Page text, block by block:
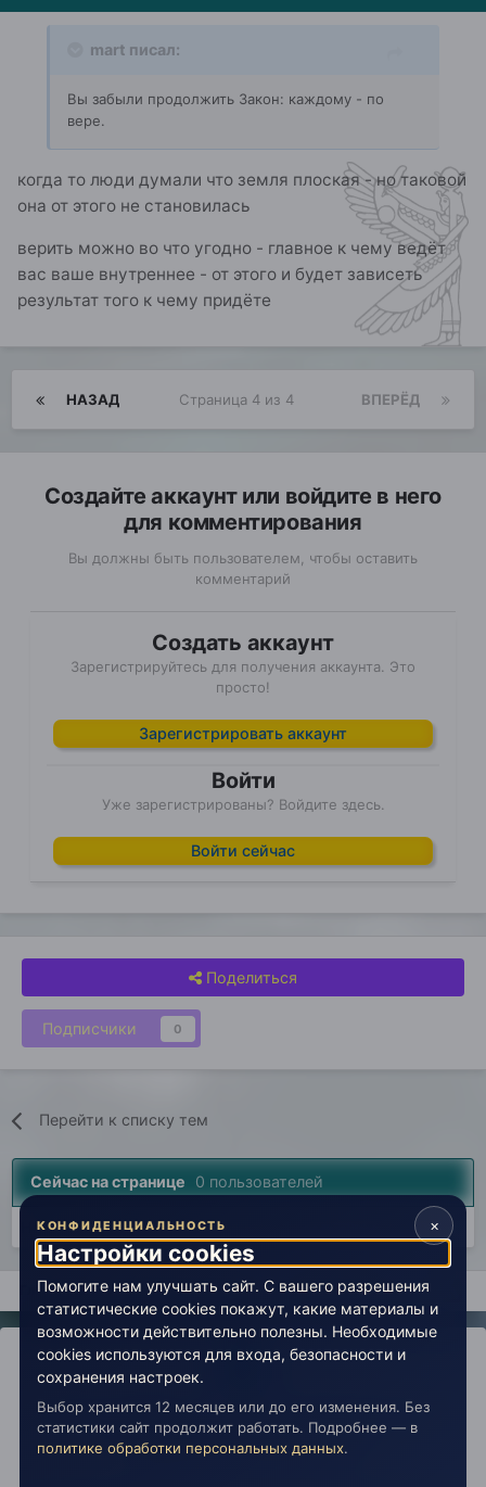
mart писал:
Вы забыли продолжить Закон: каждому - по
вере.
когда то люди думали что земля плоская - но таковой
она от этого не становилась
верить можно во что угодно - главное к чему ведёт
вас ваше внутреннее - от этого и будет зависеть
результат того к чему придёте
НАЗАД ВПЕРЁД
Страница 4 из 4
Создайте аккаунт или войдите в него
для комментирования
Вы должны быть пользователем, чтобы оставить
комментарий
Создать аккаунт
Зарегистрируйтесь для получения аккаунта. Это
просто!
Зарегистрировать аккаунт
Войти
Уже зарегистрированы? Войдите здесь.
Войти сейчас
Поделиться
Подписчики 0
Перейти к списку тем
Сейчас на странице 0 пользователей
Нет пользователей, просматривающих эту страницу.
Главная Авторские вселенные Раздел Марта
IPS ThemebyIPSFocus
Политика конфиденциальности
Обратная связь
Настройки cookies
copyright © 2026 Живая Эзотерика
×
КОНФИДЕНЦИАЛЬНОСТЬ
Настройки cookies
Помогите нам улучшать сайт. С вашего разрешения
статистические cookies покажут, какие материалы и
возможности действительно полезны. Необходимые
cookies используются для входа, безопасности и
сохранения настроек.
Выбор хранится 12 месяцев или до его изменения. Без
статистики сайт продолжит работать. Подробнее — в
политике обработки персональных данных.